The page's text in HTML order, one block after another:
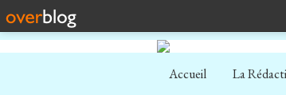
Accueil La